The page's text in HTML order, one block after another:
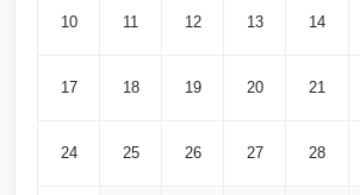
10 11 12 13 14
17 18 19 20 21
24 25 26 27 28